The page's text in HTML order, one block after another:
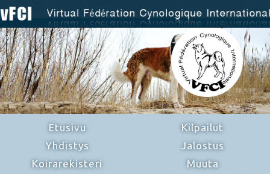
Etusivu
Yhdistys
Koirarekisteri
Kilpailut
Jalostus
Muuta